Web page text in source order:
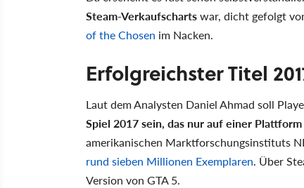
Steam-Verkaufschartswar, dicht gefolgt
of the Chosen im Nacken.
Erfolgreichster Titel
Laut dem Analysten Daniel Ahmad soll
Spiel 2017 sein, das nur auf einer
amerikanischen Marktforschungsinstituts
rund sieben Millionen Exemplaren. Über
Version von GTA 5.